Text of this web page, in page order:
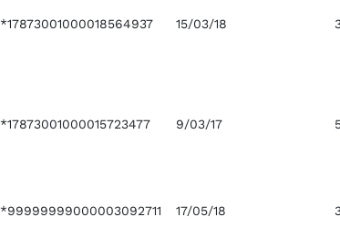
*17873001000018564937 15/03/18
*17873001000015723477 9/03/17
*99999999000003092711 17/05/18